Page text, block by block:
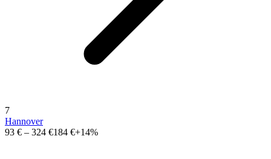
7
Hannover
93 € – 324 €184 €+14%